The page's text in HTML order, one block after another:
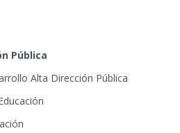
Pública
Alta Dirección Pública